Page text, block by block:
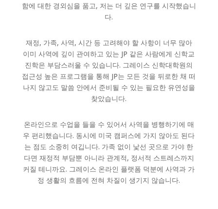
함에 대한 경외심을 품고, 저는 더 깊은 연구를 시작했습니
다.
재정, 가족, 사역, 시간 등 고려해야 할 사항이 너무 많아
이미 사역에 깊이 관여하고 있는 JP 같은 사람에게 신학교
진학은 부담스러울 수 있습니다. 그레이스 신학대학원의
접근성 높은 프로그램을 통해 JP는 모든 것을 뒤로한 채 떠
나지 않고도 말씀 안에서 준비될 수 있는 필요한 유연성을
찾았습니다.
온라인으로 수업을 들을 수 있어서 사역을 병행하기에 매
우 편리했습니다. 동시에 미국 캠퍼스에 가지 않아도 된다
는 점도 소중히 여깁니다. 가족 없이 낯선 곳으로 가야 한
다면 재정적 부담뿐 아니라 관계적, 정서적 스트레스까지
커질 테니까요. 그레이스 온라인 플랫폼 덕분에 사역과 가
정 생활의 흐름에 전혀 차질이 생기지 않습니다.